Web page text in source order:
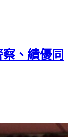
、績優同